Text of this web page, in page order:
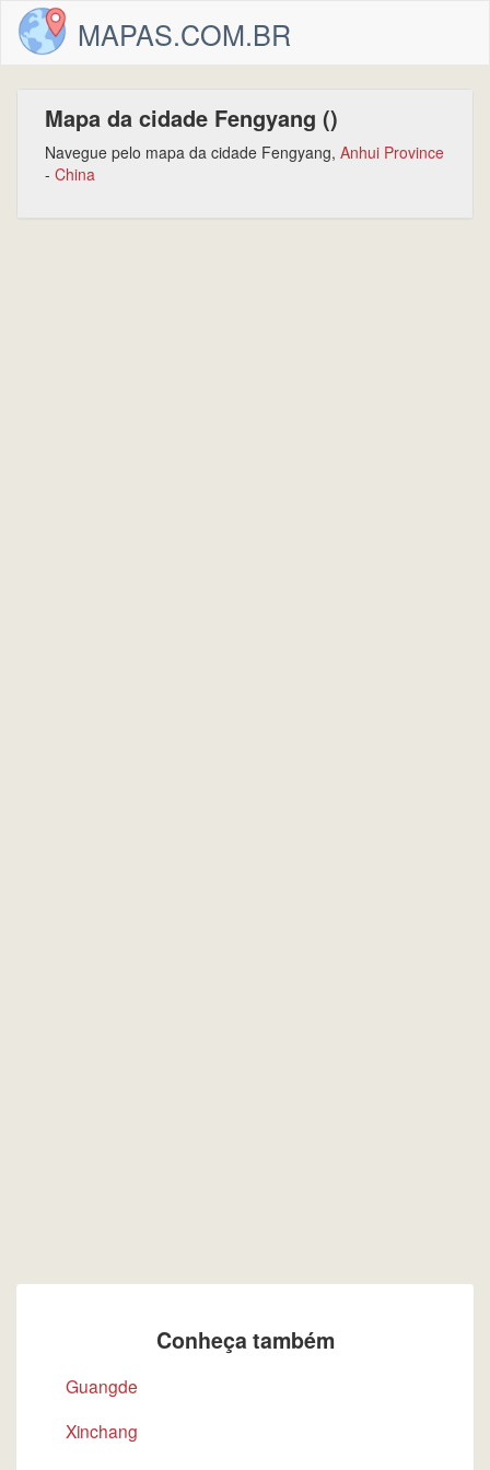
MAPAS.COM.BR
Mapa da cidade Fengyang ()
Navegue pelo mapa da cidade Fengyang, Anhui Province
- China
Conheça também
Guangde
Xinchang